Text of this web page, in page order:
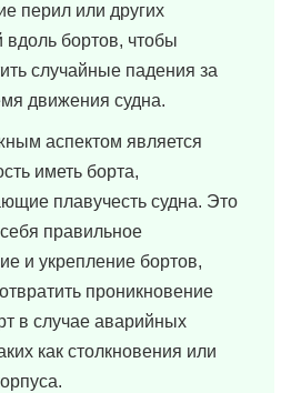
перил или других
вдоль бортов, чтобы
случайные падения за
движения судна.
аспектом является
иметь борта,
плавучесть судна. Это
правильное
и укрепление бортов,
проникновение
в случае аварийных
как столкновения или